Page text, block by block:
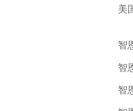
美
智
智
智